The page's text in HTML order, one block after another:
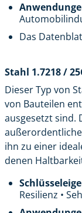
Das
Stahl 1.7218 /
Dieser Typ von
von Bauteilen
ausgesetzt sind.
ihn zu einer
denen
Resilienz •